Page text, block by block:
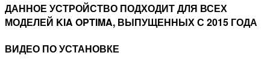
ДАННОЕ УСТРОЙСТВО ПОДХОДИТ ДЛЯ ВСЕХ
МОДЕЛЕЙ KIA OPTIMA, ВЫПУЩЕННЫХ С 2015 ГОДА
ВИДЕО ПО УСТАНОВКЕ